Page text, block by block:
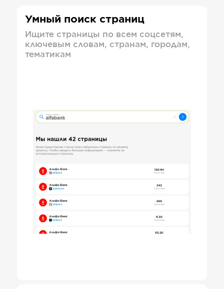
Умный поиск страниц
Ищите страницы по всем соцсетям,
ключевым словам, странам, городам,
тематикам